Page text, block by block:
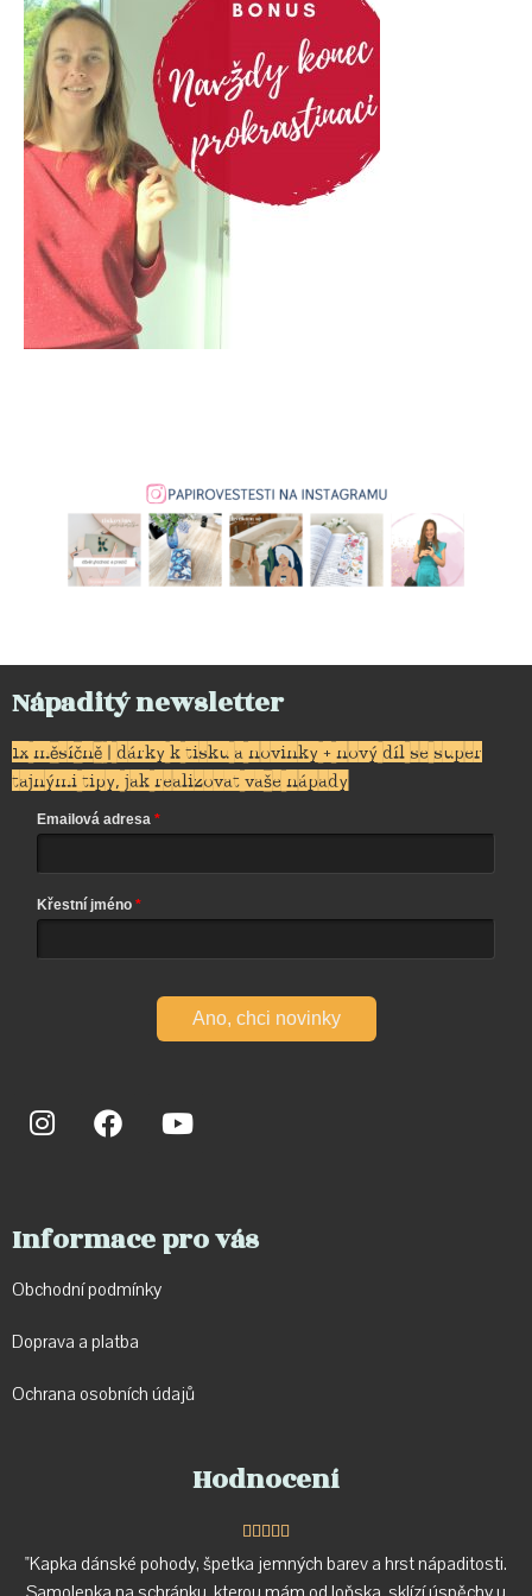
Nápaditý newsletter
1x měsíčně | dárky k tisku a novinky + nový díl se super
tajnými tipy, jak realizovat vaše nápady
Emailová adresa
Křestní jméno
Ano, chci novinky
Informace pro vás
Obchodní podmínky
Doprava a platba
Ochrana osobních údajů
Hodnocení

"Kapka dánské pohody, špetka jemných barev a hrst nápaditosti.